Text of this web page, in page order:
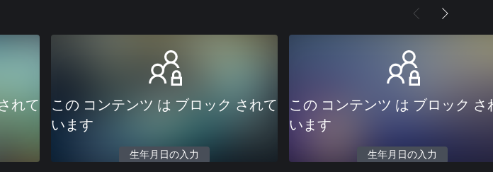
れて
この コンテンツ は ブロック されて
います
生年月日の入力
この コンテンツ は ブロック さ
います
生年月日の入力